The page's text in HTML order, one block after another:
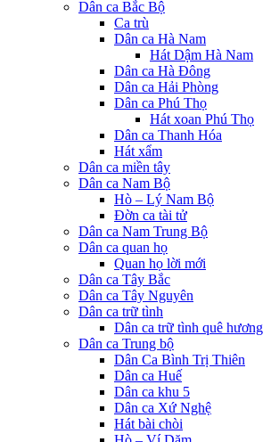
Dân ca Bắc Bộ
Ca trù
Dân ca Hà Nam
Hát Dậm Hà Nam
Dân ca Hà Đông
Dân ca Hải Phòng
Dân ca Phú Thọ
Hát xoan Phú Thọ
Dân ca Thanh Hóa
Hát xẩm
Dân ca miền tây
Dân ca Nam Bộ
Hò – Lý Nam Bộ
Đờn ca tài tử
Dân ca Nam Trung Bộ
Dân ca quan họ
Quan họ lời mới
Dân ca Tây Bắc
Dân ca Tây Nguyên
Dân ca trữ tình
Dân ca trữ tình quê hương
Dân ca Trung bộ
Dân Ca Bình Trị Thiên
Dân ca Huế
Dân ca khu 5
Dân ca Xứ Nghệ
Hát bài chòi